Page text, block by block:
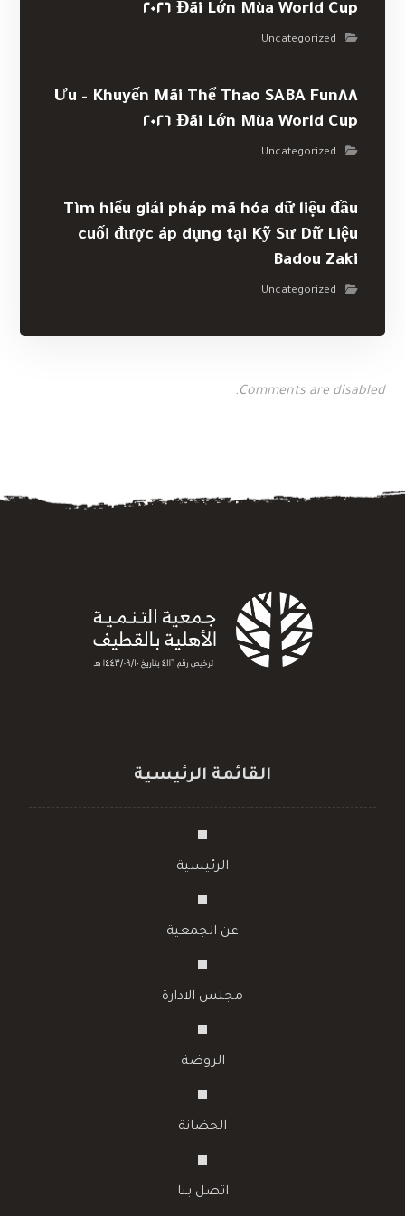
Đãi Lớn Mùa World Cup ٢٠٢٦
Uncategorized
Khuyến Mãi Thể Thao SABA Fun٨٨ – Ưu
Đãi Lớn Mùa World Cup ٢٠٢٦
Uncategorized
Tìm hiểu giải pháp mã hóa dữ liệu đầu
cuối được áp dụng tại Kỹ Sư Dữ Liệu
Badou Zaki
Uncategorized
Comments are disabled.
القائمة الرئيسية
الرئيسية
عن الجمعية
مجلس الادارة
الروضة
الحضانة
اتصل بنا